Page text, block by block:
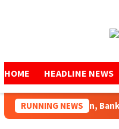
HOME HEADLINE NEWS
RUNNING NEWS
53 Tahun, Bank